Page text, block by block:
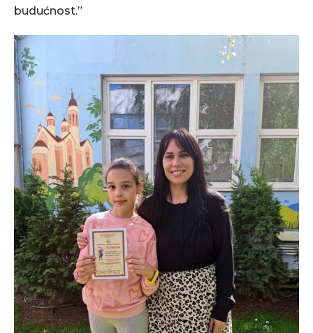
budućnost.”